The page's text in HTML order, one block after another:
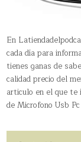
En
cada día para
tienes ganas de
calidad precio del
articulo en el que te
de Microfono Usb